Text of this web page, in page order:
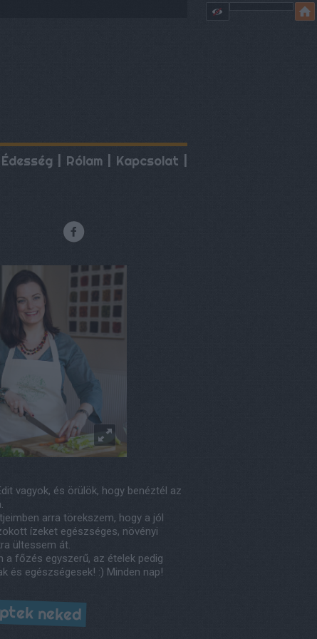
Édesség Rólam Kapcsolat
vagyok, és örülök, hogy benéztél az
arra törekszem, hogy a jól
ízeket egészséges, növényi
ültessem át.
a főzés egyszerű, az ételek pedig
és egészségesek! :) Minden nap!
neked